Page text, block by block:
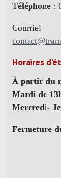
Téléphone :
Courriel
Horaires
À partir du
Mardi de
Mercredi-
Fermeture